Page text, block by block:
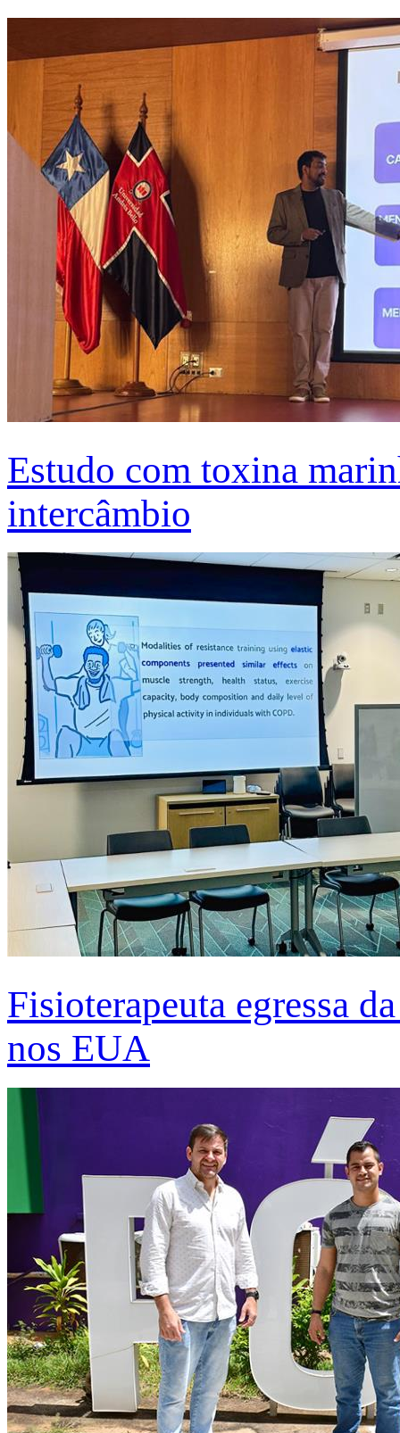
Estudo com toxina
intercâmbio
Fisioterapeuta egressa
nos EUA